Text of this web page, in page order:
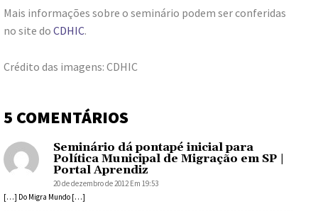
Mais informações sobre o seminário podem ser conferidas
no site do CDHIC.
Crédito das imagens: CDHIC
5 COMENTÁRIOS
Seminário dá pontapé inicial para
Política Municipal de Migração em SP |
Portal Aprendiz
20 de dezembro de 2012 Em 19:53
[…] Do Migra Mundo […]